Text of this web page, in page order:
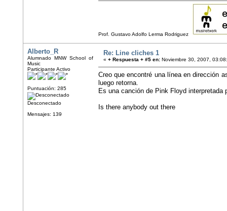
Prof. Gustavo Adolfo Lerma Rodriguez
Alberto_R
Alumnado MNW School of
Music
Participante Activo
Puntuación: 285
Desconectado
Mensajes: 139
Re: Line cliches 1
« + Respuesta + #5 en: Noviembre 30, 2007,
Creo que encontré una línea en dirección
luego retorna.
Es una canción de Pink Floyd interpretada
Is there anybody out there